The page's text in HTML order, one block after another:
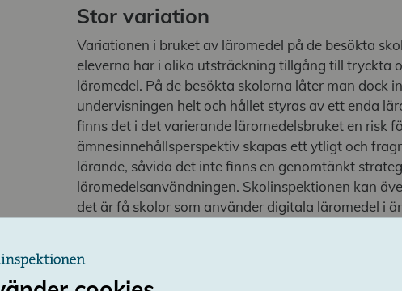
Stor variation
Variationen i bruket av läromedel på de besökta
eleverna har i olika utsträckning tillgång till tryckta
läromedel. På de besökta skolorna låter man dock
undervisningen helt och hållet styras av ett enda
finns det i det varierande läromedelsbruket en risk
ämnesinnehållsperspektiv skapas ett ytligt och
lärande, såvida det inte finns en genomtänkt
läromedelsanvändningen. Skolinspektionen kan
det är få skolor som använder digitala läromedel i
Granskningen visar att drygt en tredjedel av de